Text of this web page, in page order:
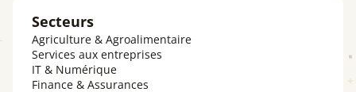
Secteurs
Agriculture & Agroalimentaire
Services aux entreprises
IT & Numérique
Finance & Assurances